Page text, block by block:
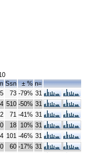
Ssn ± % n=
73 -79% 31
510 -50% 31
71 -41% 31
18 10% 31
101 -46% 31
60 -17% 31